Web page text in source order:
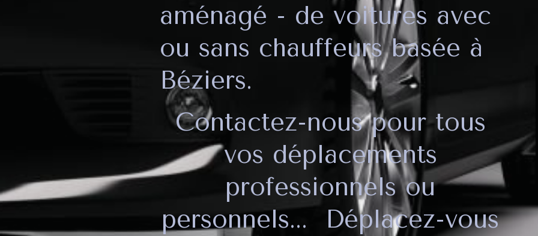
aménagé - de voitures avec
ou sans chauffeurs basée à
Béziers.
Contactez-nous pour tous
vos déplacements
professionnels ou
personnels...
Déplacez-vous